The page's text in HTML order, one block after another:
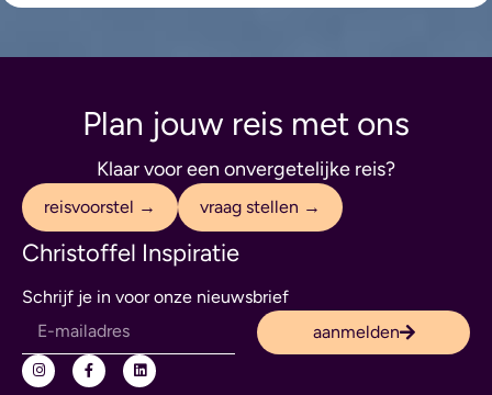
Plan jouw reis met ons
Klaar voor een onvergetelijke reis?
reisvoorstel → vraag stellen →
Christoffel Inspiratie
Schrijf je in voor onze nieuwsbrief
aanmelden